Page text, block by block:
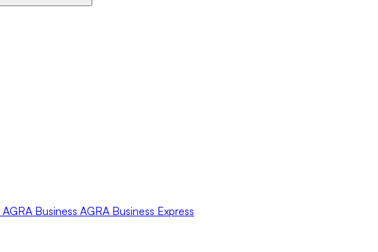
AGRA Business AGRA Business Express